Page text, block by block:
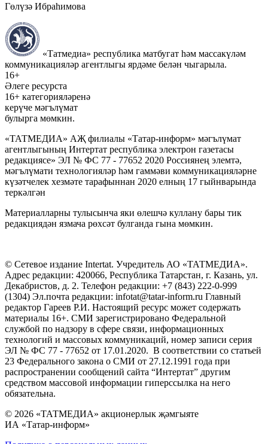
Гөлүзә Ибраһимова
«Татмедиа» республика матбугат һәм массакүләм
коммуникацияләр агентлыгы ярдәме белән чыгарыла.
16+
Әлеге ресурста
16+ категорияләренә
керүче мәгълүмат
булырга мөмкин.
«ТАТМЕДИА» АҖ филиалы «Татар-информ» мәгълүмат
агентлыгының Интертат республика электрон газетасы
редакциясе» ЭЛ № ФС 77 - 77652 2020 Россиянең элемтә,
мәгълүмати технологияләр һәм гаммәви коммуникацияләрне
күзәтчелек хезмәте тарафыннан 2020 елның 17 гыйнварында
теркәлгән
Материалларны тулысынча яки өлешчә куллану бары тик
редакциядән язмача рөхсәт булганда гына мөмкин.
© Сетевое издание Intertat. Учредитель АО «ТАТМЕДИА».
Адрес редакции: 420066, Республика Татарстан, г. Казань, ул.
Декабристов, д. 2. Телефон редакции: +7 (843) 222-0-999
(1304) Эл.почта редакции: infotat@tatar-inform.ru Главный
редактор Гареев Р.И. Настоящий ресурс может содержать
материалы 16+. СМИ зарегистрировано Федеральной
службой по надзору в сфере связи, информационных
технологий и массовых коммуникаций, номер записи серия
ЭЛ № ФС 77 - 77652 от 17.01.2020. В соответствии со статьей
23 Федерального закона о СМИ от 27.12.1991 года при
распространении сообщений сайта “Интертат” другим
средством массовой информации гиперссылка на него
обязательна.
© 2026 «ТАТМЕДИА» акционерлык җәмгыяте
ИА «Татар-информ»